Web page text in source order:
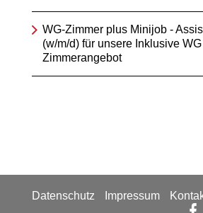
WG-Zimmer plus Minijob -
(w/m/d) für unsere Inklusive
Zimmerangebot
Datenschutz Impressum